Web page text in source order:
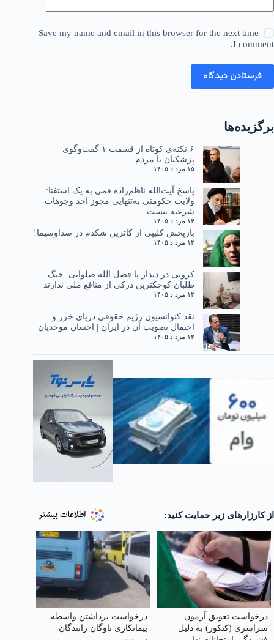
Save my name and email in this browser for the next time
I comment.
فرستادن دیدگاه
برگزیده‌ها
۶ نکته‌ی کوتاه از قسمت ۱ گفت‌وگوی
پزشکیان با مردم
۱۵ مرداد ۱۴۰۵
پاسخ آیت‌الله ناظم‌زاده قمی به یک استفتا:
ولایت حکومتی به‌تنهایی مجوز اخذ وجوهات
شرعیه نیست
۱۴ مرداد ۱۴۰۵
بازپخش کلیپی از کاترین شکدم در صداوسیما!
۱۳ مرداد ۱۴۰۵
کروبی در دیدار با فضل الله صلواتی: جنگ
طلبان کوچکترین درکی از منافع ملی ندارند
۱۳ مرداد ۱۴۰۵
نقد کنوانسیون رژیم حقوقی دریای خزر و
احتمال تصویب آن در ایران | احسان موحدیان
۱۳ مرداد ۱۴۰۵
از کارزارهای زیر حمایت کنید:
درخواست تعویق آزمون
سراسری (کنکور) به دلیل
درخواست برداشتن واسطه
پیمانکاری ناوگان رانندگان